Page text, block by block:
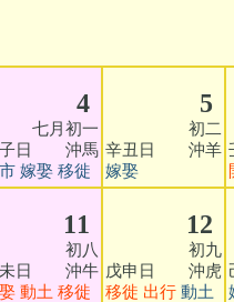
4
月初一
子日 沖馬
嫁娶 移徙
5
初二
辛丑日 沖羊
嫁娶
11
八
未日 沖牛
動土 移徙
12
初九
戊申日 沖虎
移徙 出行 動土